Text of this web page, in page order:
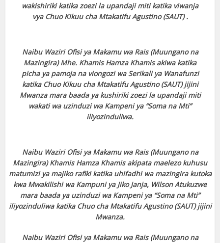
wakishiriki katikazoezi la upandaji miti katika viwanja
vya Chuo Kikuu cha Mtakatifu Agustino (SAUT) .
Naibu Waziri Ofisi ya Makamu wa Rais (Muungano na
Mazingira) Mhe. Khamis Hamza Khamis akiwa katika
picha ya pamoja na viongozi wa Serikali ya Wanafunzi
katika Chuo Kikuu cha Mtakatifu Agustino (SAUT) jijini
Mwanza mara baada ya kushiriki zoezi la upandaji miti
wakati wa uzinduzi wa Kampeni ya “Soma na Mti”
iliyozinduliwa.
Naibu Waziri Ofisi ya Makamu wa Rais (Muungano na
Mazingira) Khamis Hamza Khamis akipata maelezo kuhusu
matumizi ya majiko rafiki katika uhifadhi wa mazingira kutoka
kwa Mwakilishi wa Kampuni ya Jiko Janja, Wilson Atukuzwe
mara baada ya uzinduzi wa Kampeni ya “Soma na Mti”
iliyozinduliwa katika Chuo cha Mtakatifu Agustino (SAUT) jijini
Mwanza.
Naibu Waziri Ofisi ya Makamu wa Rais (Muungano na